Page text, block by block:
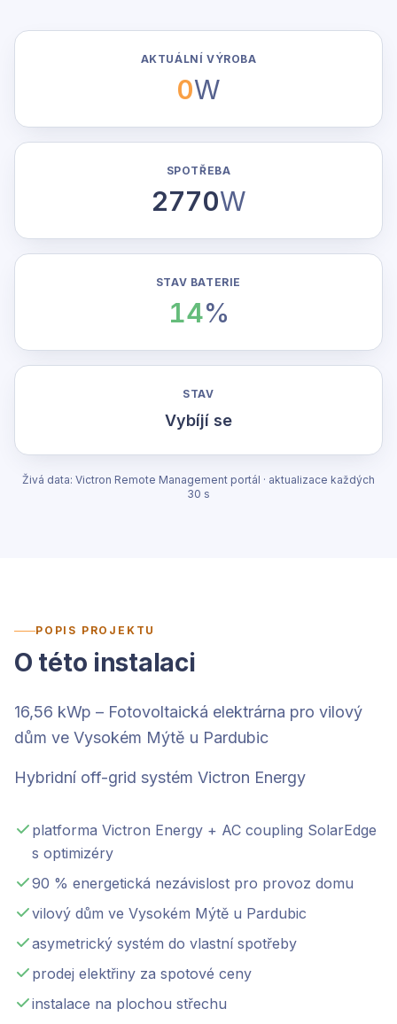
AKTUÁLNÍ VÝROBA
0W
SPOTŘEBA
2770W
STAV BATERIE
14%
STAV
Vybíjí se
Živá data: Victron Remote Management portál · aktualizace každých
30 s
POPIS PROJEKTU
O této instalaci
16,56 kWp – Fotovoltaická elektrárna pro vilový
dům ve Vysokém Mýtě u Pardubic
Hybridní off-grid systém Victron Energy
platforma Victron Energy + AC coupling SolarEdge
s optimizéry
90 % energetická nezávislost pro provoz domu
vilový dům ve Vysokém Mýtě u Pardubic
asymetrický systém do vlastní spotřeby
prodej elektřiny za spotové ceny
instalace na plochou střechu